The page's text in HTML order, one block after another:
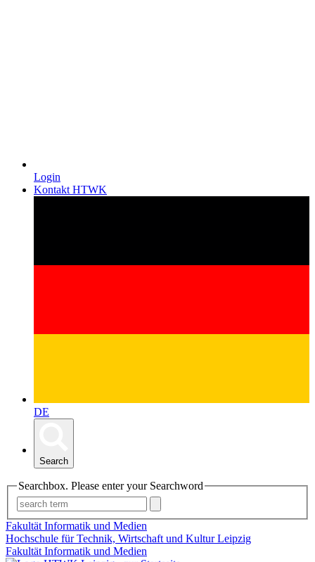
Login
Kontakt HTWK
DE
Search
Searchbox. Please enter your Searchword
Fakultät Informatik und Medien
Hochschule für Technik, Wirtschaft und Kultur Leipzig
Fakultät Informatik und Medien